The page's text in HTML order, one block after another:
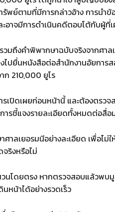
รัพย์ตามที่มีการกล่าวอ้าง การนำ
อาจมีการดำเนินคดีตอบโต้กับผู้ที่
มถึงคำพิพากษาฉบับจริงจากศา
ไปยื่นหนังสือต่อสำนักงานอัยกา
ก 210,000 ยูโร
ปิดเผยก่อนหน้านี้ และต้องตรวจ
ารชี้แจงรายละเอียดทั้งหมดต่อสื่
ลเยอรมนีอย่างละเอียด เพื่อไม่ใ
ริงหรือไม่
นโดยตรง หากตรวจสอบแล้วพบ
หน้าได้อย่างรวดเร็ว